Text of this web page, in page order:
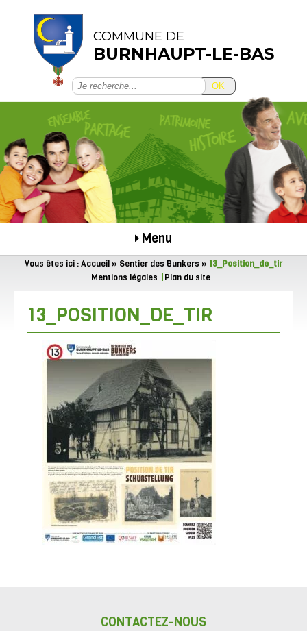
COMMUNE DE
BURNHAUPT-LE-BAS
OK
Menu
Vous êtes ici :Accueil » Sentier des Bunkers » 13_Position_de_tir
Mentions légales
Plan du site
13_POSITION_DE_TIR
CONTACTEZ-NOUS